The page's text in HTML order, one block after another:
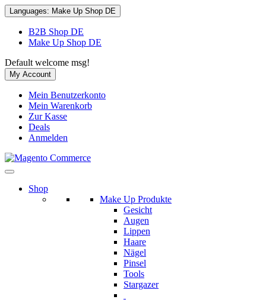
Languages: Make Up Shop DE
B2B Shop DE
Make Up Shop DE
Default welcome msg!
My Account
Mein Benutzerkonto
Mein Warenkorb
Zur Kasse
Deals
Anmelden
Shop
Make Up Produkte
Gesicht
Augen
Lippen
Haare
Nägel
Pinsel
Tools
Stargazer